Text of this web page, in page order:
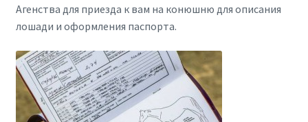
Агенства для приезда к вам на конюшню для описания
лошади и оформления паспорта.